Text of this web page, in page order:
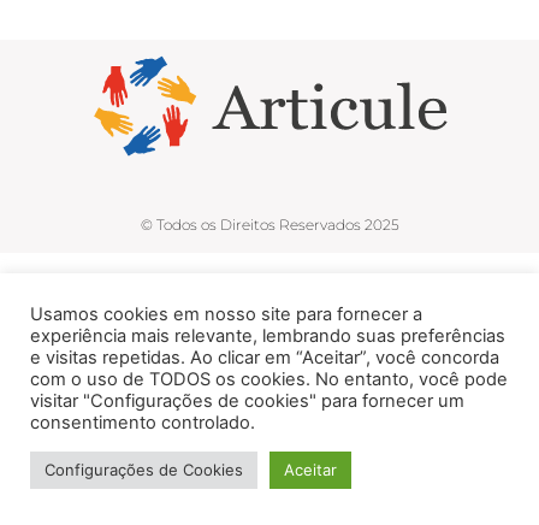
© Todos os Direitos Reservados 2025
Usamos cookies em nosso site para fornecer a
experiência mais relevante, lembrando suas preferências
e visitas repetidas. Ao clicar em “Aceitar”, você concorda
com o uso de TODOS os cookies. No entanto, você pode
visitar "Configurações de cookies" para fornecer um
consentimento controlado.
Configurações de Cookies Aceitar